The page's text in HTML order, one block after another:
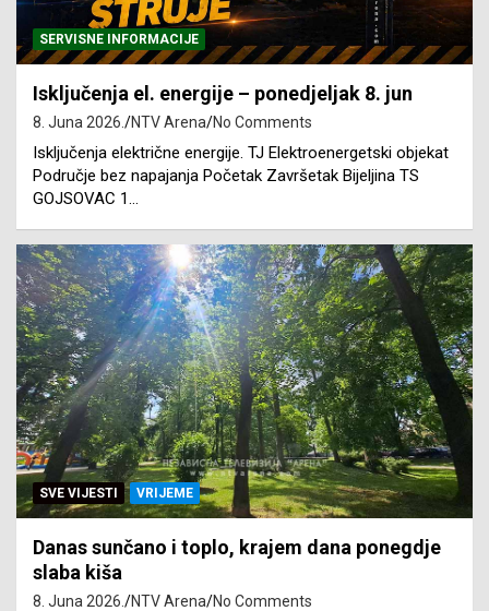
SERVISNE INFORMACIJE
Isključenja el. energije – ponedjeljak 8. jun
8. Juna 2026. NTV Arena No Comments
Isključenja električne energije. TJ Elektroenergetski objekat
Područje bez napajanja Početak Završetak Bijeljina TS
GOJSOVAC 1…
SVE VIJESTI VRIJEME
Danas sunčano i toplo, krajem dana ponegdje
slaba kiša
8. Juna 2026. NTV Arena No Comments